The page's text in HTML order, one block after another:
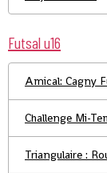
Futsal u16
Amical: Cagny
Challenge Mi-
Triangulaire :